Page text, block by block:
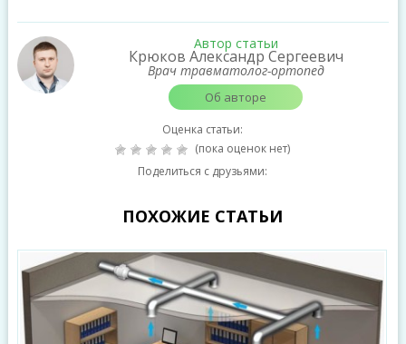
Автор статьи
Крюков Александр Сергеевич
Врач травматолог-ортопед
Об авторе
Оценка статьи:
(пока оценок нет)
Поделиться с друзьями:
ПОХОЖИЕ СТАТЬИ